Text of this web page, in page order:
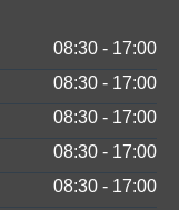
08:30 - 17:00
08:30 - 17:00
08:30 - 17:00
08:30 - 17:00
08:30 - 17:00